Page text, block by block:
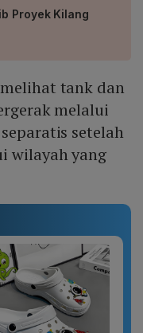
Proyek Kilang
tank dan
melalui
setelah
wilayah yang